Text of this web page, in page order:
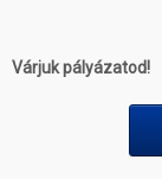
Várjuk pályázatod!